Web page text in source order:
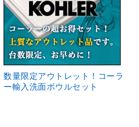
数量限定アウトレット！コーラ
ー輸入洗面ボウルセット